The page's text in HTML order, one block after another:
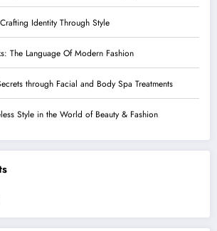
Identity Through Style
The Language Of Modern Fashion
through Facial and Body Spa Treatments
Style in the World of Beauty & Fashion